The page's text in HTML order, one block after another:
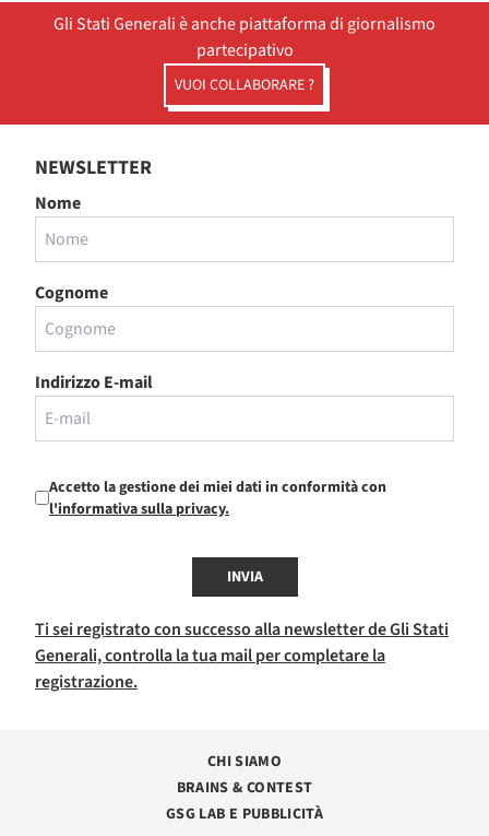
Gli Stati Generali è anche piattaforma di giornalismo
partecipativo
VUOI COLLABORARE ?
NEWSLETTER
Nome
Cognome
Indirizzo E-mail
Accetto la gestione dei miei dati in conformità con
l'informativa sulla privacy.
INVIA
Ti sei registrato con successo alla newsletter de Gli Stati
Generali, controlla la tua mail per completare la
registrazione.
CHI SIAMO
BRAINS & CONTEST
GSG LAB E PUBBLICITÀ